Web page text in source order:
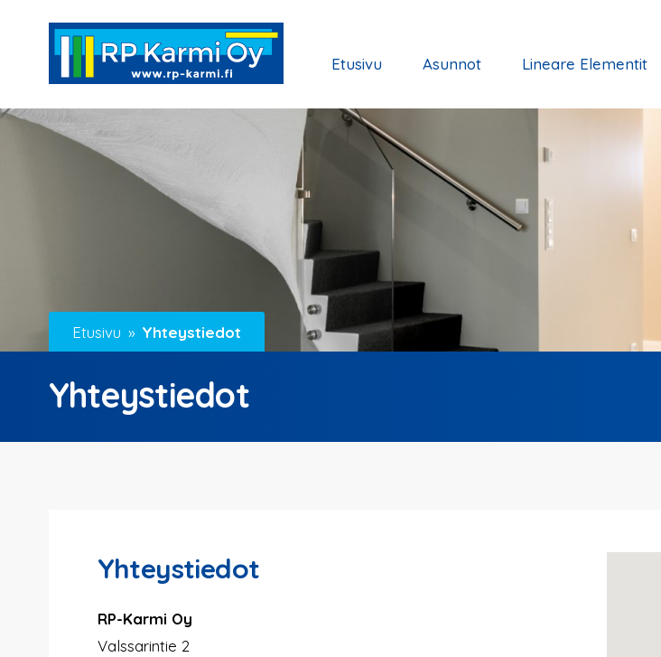
Etusivu Asunnot Lineare Elementit
Etusivu Yhteystiedot
Yhteystiedot
Yhteystiedot
RP-Karmi Oy
Valssarintie 2